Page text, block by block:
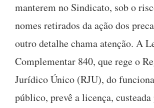
manterem no Sindicato, sob o
nomes retirados da ação dos
outro detalhe chama atenção. A
Complementar 840, que rege o
Jurídico Único (RJU), do
público, prevê a licença,